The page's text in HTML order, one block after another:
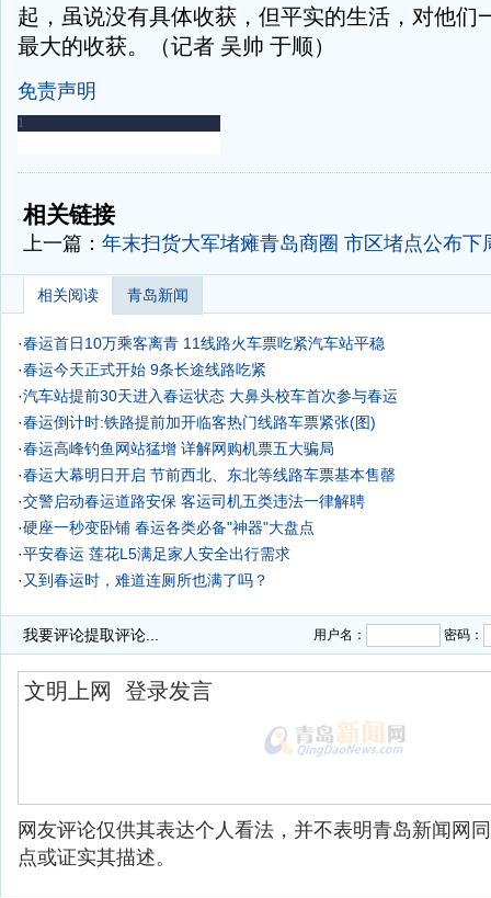
起，虽说没有具体收获，但平实的生活，对他们
最大的收获。（记者 吴帅 于顺）
免责声明
-
相关链接
上一篇： 年末扫货大军堵瘫青岛商圈 市区堵点公布下
相关阅读 青岛新闻
·春运首日10万乘客离青 11线路火车票吃紧汽车站平稳
·春运今天正式开始 9条长途线路吃紧
·汽车站提前30天进入春运状态 大鼻头校车首次参与春运
·春运倒计时:铁路提前加开临客热门线路车票紧张(图)
·春运高峰钓鱼网站猛增 详解网购机票五大骗局
·春运大幕明日开启 节前西北、东北等线路车票基本售罄
·交警启动春运道路安保 客运司机五类违法一律解聘
·硬座一秒变卧铺 春运各类必备"神器"大盘点
·平安春运 莲花L5满足家人安全出行需求
· 又到春运时，难道连厕所也满了吗？
我要评论提取评论... 用户名： 密码：
网友评论仅供其表达个人看法，并不表明青岛新闻网
点或证实其描述。